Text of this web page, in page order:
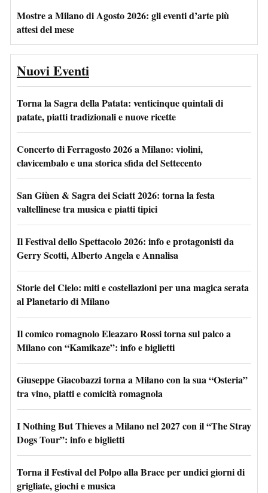
Mostre a Milano di Agosto 2026: gli eventi d’arte più
attesi del mese
Nuovi Eventi
Torna la Sagra della Patata: venticinque quintali di
patate, piatti tradizionali e nuove ricette
Concerto di Ferragosto 2026 a Milano: violini,
clavicembalo e una storica sfida del Settecento
San Giùen & Sagra dei Sciatt 2026: torna la festa
valtellinese tra musica e piatti tipici
Il Festival dello Spettacolo 2026: info e protagonisti da
Gerry Scotti, Alberto Angela e Annalisa
Storie del Cielo: miti e costellazioni per una magica serata
al Planetario di Milano
Il comico romagnolo Eleazaro Rossi torna sul palco a
Milano con “Kamikaze”: info e biglietti
Giuseppe Giacobazzi torna a Milano con la sua “Osteria”
tra vino, piatti e comicità romagnola
I Nothing But Thieves a Milano nel 2027 con il “The Stray
Dogs Tour”: info e biglietti
Torna il Festival del Polpo alla Brace per undici giorni di
grigliate, giochi e musica